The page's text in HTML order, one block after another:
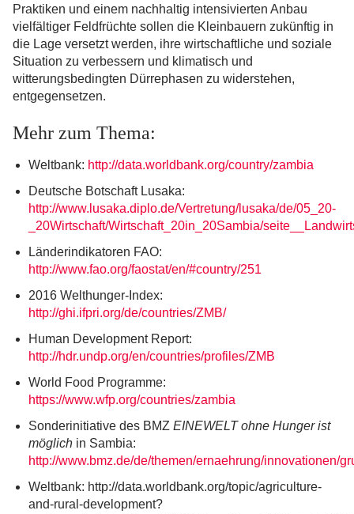
Praktiken und einem nachhaltig intensivierten Anbau
vielfältiger Feldfrüchte sollen die Kleinbauern zukünftig in
die Lage versetzt werden, ihre wirtschaftliche und soziale
Situation zu verbessern und klimatisch und
witterungsbedingten Dürrephasen zu widerstehen,
entgegensetzen.
Mehr zum Thema:
Weltbank: http://data.worldbank.org/country/zambia
Deutsche Botschaft Lusaka:
http://www.lusaka.diplo.de/Vertretung/lusaka/de/05_20-
_20Wirtschaft/Wirtschaft_20in_20Sambia/
Länderindikatoren FAO:
http://www.fao.org/faostat/en/#country/251
2016 Welthunger-Index:
http://ghi.ifpri.org/de/countries/ZMB/
Human Development Report:
http://hdr.undp.org/en/countries/profiles/ZMB
World Food Programme:
https://www.wfp.org/countries/zambia
Sonderinitiative des BMZ EINEWELT ohne Hunger ist
möglich in Sambia:
http://www.bmz.de/de/themen/ernaehrung/innovationen/
Weltbank: http://data.worldbank.org/topic/agriculture-
and-rural-development?